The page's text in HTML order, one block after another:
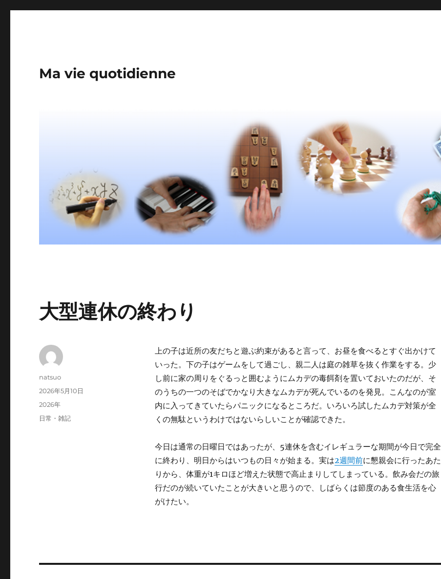
Ma vie quotidienne
大型連休の終わり
上の子は近所の友だちと遊ぶ約束があると言って、お昼を食べるとすぐ出かけて
いった。下の子はゲームをして過ごし、親二人は庭の雑草を抜く作業をする。少
し前に家の周りをぐるっと囲むようにムカデの毒餌剤を置いておいたのだが、そ
のうちの一つのそばでかなり大きなムカデが死んでいるのを発見。こんなのが室
内に入ってきていたらパニックになるところだ。いろいろ試したムカデ対策が全
くの無駄というわけではないらしいことが確認できた。
今日は通常の日曜日ではあったが、5連休を含むイレギュラーな期間が今日で完全
に終わり、明日からはいつもの日々が始まる。実は2週間前に懇親会に行ったあた
りから、体重が1キロほど増えた状態で高止まりしてしまっている。飲み会だの旅
行だのが続いていたことが大きいと思うので、しばらくは節度のある食生活を心
がけたい。
投
natsuo
投
2026年5月10日
カ
テ
2026年
タ
日常・雑記